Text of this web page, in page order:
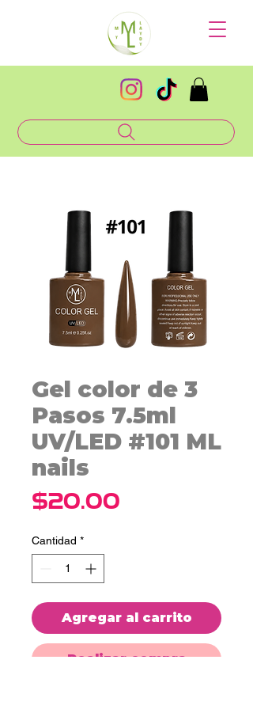
Gel color de 3
Pasos 7.5ml
UV/LED #101 ML
nails
$20.00
Cantidad *
Agregar al carrito
Realizar compra